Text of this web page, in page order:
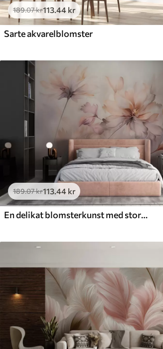
189.07kr113.44 kr
Sarte akvarelblomster
189.07kr113 .44 kr
En delikat blomsterkunst med store pastelfarvede blomster med gennemskinnelige kronblade, bløde stilke og en blid diffus baggrund